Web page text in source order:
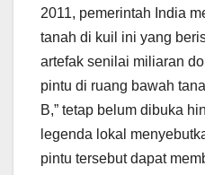
2011, pemerintah India
tanah di kuil ini yang
artefak senilai miliaran
pintu di ruang bawah
B,” tetap belum dibuka
legenda lokal
pintu tersebut dapat